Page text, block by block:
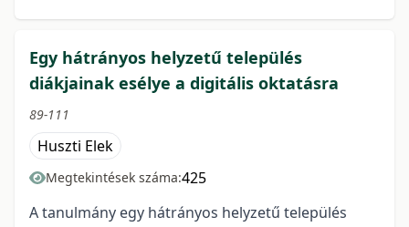
Egy hátrányos helyzetű település
diákjainak esélye a digitális oktatásra
89-111
Huszti Elek
Megtekintések száma:425
A tanulmány egy hátrányos helyzetű település